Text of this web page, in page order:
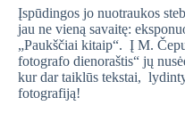
Įspūdingos jo nuotraukos
jau ne vieną savaitę:
„Paukščiai kitaip“. Į M.
fotografo dienoraštis“ jų
kur dar taiklūs tekstai,
fotografiją!